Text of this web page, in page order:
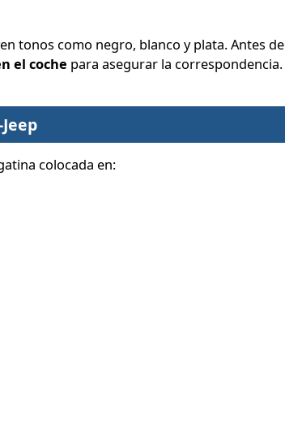
tonos como negro, blanco y plata. Antes de
el coche para asegurar la correspondencia.
colocada en: